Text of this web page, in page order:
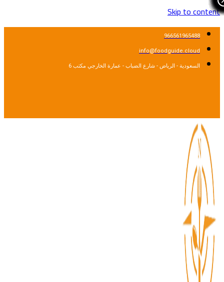
Skip to
966561965488
info@foodguide.cloud
السعودية - الرياض - شارع الضباب - عمارة الخارجي مكتب 6